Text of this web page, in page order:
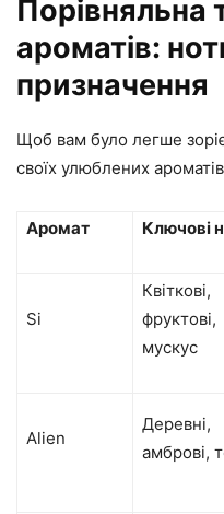
Порівняльна
ароматів:
призначення
Щоб вам було легше
своїх улюблених
Аромат Ключові
Si
Квіткові,
фруктові,
мускус
Alien
Деревні,
амброві,